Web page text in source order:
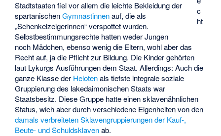
c
ht
Stadtstaaten fiel vor allem die leichte Bekleidung der
spartanischenGymnastinnenauf, die als
„Schenkelzeigerinnen“ verspottet wurden.
Selbstbestimmungsrechte hatten weder Jungen
noch Mädchen, ebenso wenig die Eltern, wohl aber das
Recht auf, ja die Pflicht zur Bildung. Die Kinder gehörten
laut Lykurgs Ausführungen dem Staat. Allerdings: Auch die
ganze Klasse der Helotenals tiefste integrale soziale
Gruppierung des lakedaimonischen Staats war
Staatsbesitz. Diese Gruppe hatte einen sklavenähnlichen
Status, wich aber durch verschiedene Eigenheiten von den
damals verbreiteten Sklavengruppierungen der Kauf-,
Beute- und Schuldsklavenab.